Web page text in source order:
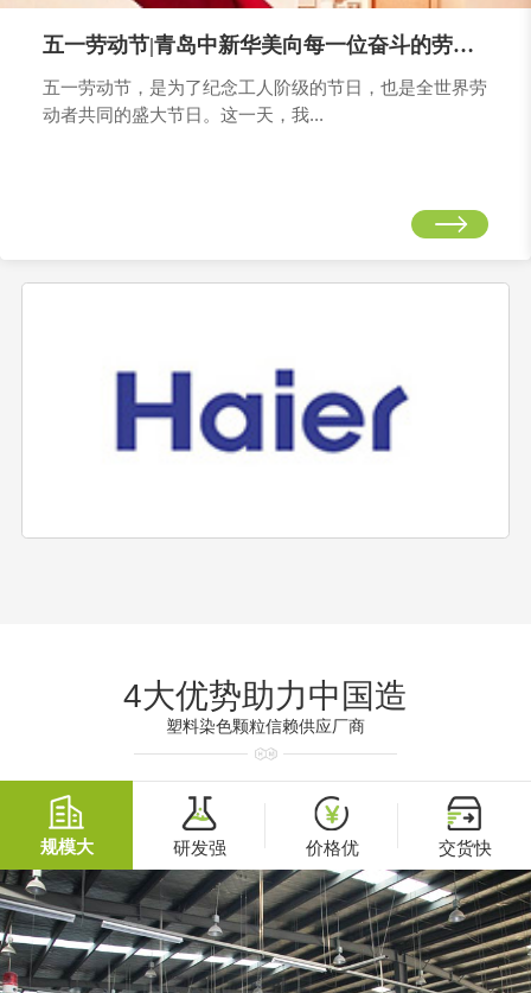
五一劳动节|青岛中新华美向每一位奋斗的劳动者致敬
五一劳动节，是为了纪念工人阶级的节日，也是全世界劳
动者共同的盛大节日。这一天，我...
4大优势助力中国造
塑料染色颗粒信赖供应厂商
规模大 研发强 价格优 交货快